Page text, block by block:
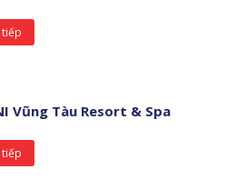
Vũng Tàu Resort & Spa